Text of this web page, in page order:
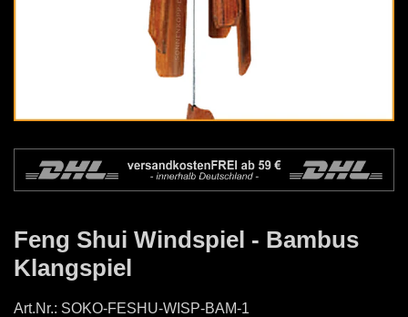
Feng Shui Windspiel - Bambus
Klangspiel
Art.Nr.: SOKO-FESHU-WISP-BAM-1